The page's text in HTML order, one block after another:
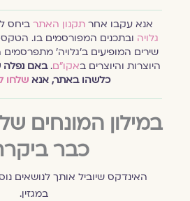
אנא עקבו אחרתקנון האתרביחס
גלויהובתכנים המפורסמים בו.
שירים המופיעים ב׳גלויה׳ מתפרסמים
היוצרות והיוצרים ב אקו״ם.באם נפלה
כלשהו באתר, אנאשלחו
במילון המונחים של
כבר
האינדקס שיוביל אותך לנושאים
במגזין.